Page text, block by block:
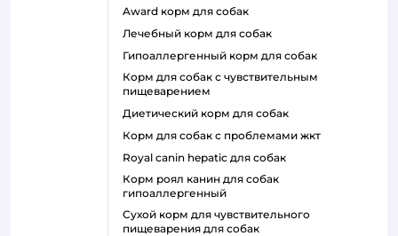
award корм для собак
лечебный корм для собак
гипоаллергенный корм для собак
корм для собак с чувствительным
пищеварением
диетический корм для собак
корм для собак с проблемами жкт
royal canin hepatic для собак
корм роял канин для собак
гипоаллергенный
сухой корм для чувствительного
пищеварения для собак